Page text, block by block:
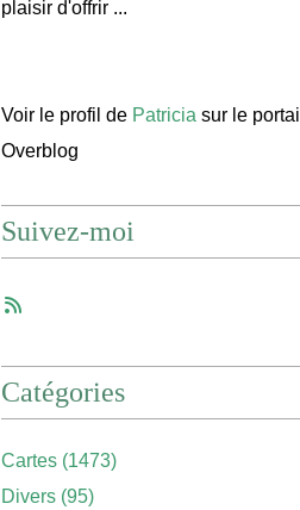
plaisir d'offrir ...
Voir le profil de Patricia sur le portail
Overblog
Suivez-moi
Catégories
Cartes (1473)
Divers (95)